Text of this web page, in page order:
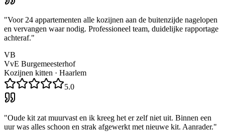
"Voor 24 appartementen alle kozijnen aan de buitenzijde nagelopen
en vervangen waar nodig. Professioneel team, duidelijke rapportage
achteraf."
VB
VvE Burgemeesterhof
Kozijnen kitten · Haarlem
5.0
"Oude kit zat muurvast en ik kreeg het er zelf niet uit. Binnen een
uur was alles schoon en strak afgewerkt met nieuwe kit. Aanrader."